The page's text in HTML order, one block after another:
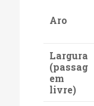
Aro
Largura
(passag
em
livre)